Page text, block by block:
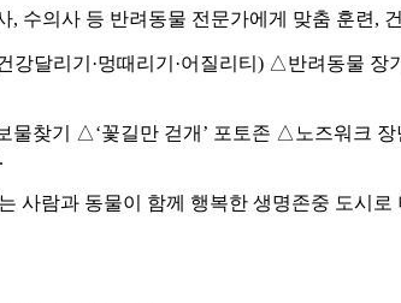
, 수의사 등 반려동물 전문가에게 맞춤 훈련,
달리기·멍때리기·어질리티) △반려동물 장
찾기 △‘꽃길만 걷개’ 포토존 △노즈워크
사람과 동물이 함께 행복한 생명존중 도시